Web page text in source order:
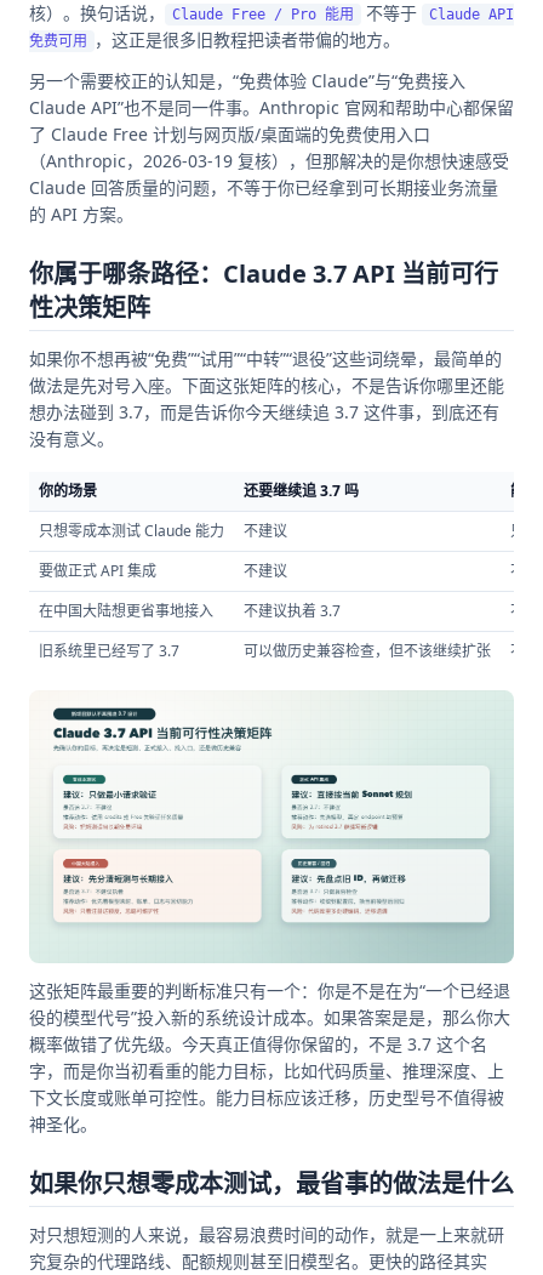
核）。换句话说，
Claude Free / Pro 能用 不等于
Claude API
免费可用
，这正是很多旧教程把读者带偏的地方。
另一个需要校正的认知是，“免费体验 Claude”与“免费接入
Claude API”也不是同一件事。Anthropic 官网和帮助中心都保留
了 Claude Free 计划与网页版/桌面端的免费使用入口
（Anthropic，2026-03-19 复核），但那解决的是你想快速感受
Claude 回答质量的问题，不等于你已经拿到可长期接业务流量
的 API 方案。
你属于哪条路径：Claude 3.7 API 当前可行
性决策矩阵
如果你不想再被“免费”“试用”“中转”“退役”这些词绕晕，最简单的
做法是先对号入座。下面这张矩阵的核心，不是告诉你哪里还能
想办法碰到 3.7，而是告诉你今天继续追 3.7 这件事，到底还有
没有意义。
你的场景 还要继续追 3.7 吗
能不
只想零成本测试 Claude 能力
不建议
只
要做正式 API 集成
不建议
不行
在中国大陆想更省事地接入
不建议执着 3.7
不应
旧系统里已经写了 3.7
可以做历史兼容检查，但不该继续扩张 不适
这张矩阵最重要的判断标准只有一个：你是不是在为“一个已经退
役的模型代号”投入新的系统设计成本。如果答案是是，那么你大
概率做错了优先级。今天真正值得你保留的，不是 3.7 这个名
字，而是你当初看重的能力目标，比如代码质量、推理深度、上
下文长度或账单可控性。能力目标应该迁移，历史型号不值得被
神圣化。
如果你只想零成本测试，最省事的做法是什么
对只想短测的人来说，最容易浪费时间的动作，就是一上来就研
究复杂的代理路线、配额规则甚至旧模型名。更快的路径其实